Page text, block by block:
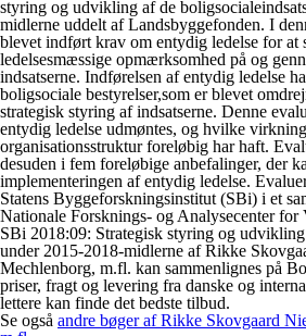
styring og udvikling af de
midlerne uddelt af Landsbyggefonden. I
blevet indført krav om entydig ledelse for at
ledelsesmæssige opmærksomhed på og
indsatserne. Indførelsen af entydig ledelse
boligsociale bestyrelser,som er blevet
strategisk styring af indsatserne. Denne
entydig ledelse udmøntes, og hvilke
organisationsstruktur foreløbig har haft.
desuden i fem foreløbige anbefalinger, der
implementeringen af entydig ledelse.
Statens Byggeforskningsinstitut (SBi) i et
Nationale Forsknings- og Analysecenter for
SBi 2018:09: Strategisk styring og
under 2015-2018-midlerne af Rikke
Mechlenborg, m.fl. kan sammenlignes på
priser, fragt og levering fra danske og
lettere kan finde det bedste tilbud.
Se også andre bøger af Rikke Skovgaard